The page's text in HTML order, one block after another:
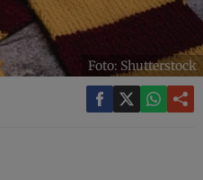
Foto: Shutterstock